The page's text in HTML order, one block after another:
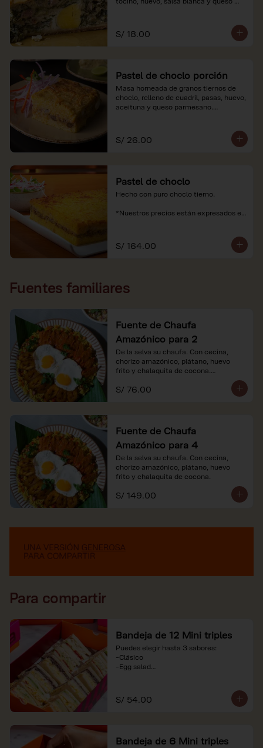
*Nuestros precios están expresados en
soles e incluyen impuestos de ley y
S/ 18.00
Pastel de choclo porción
Masa horneada de granos tiernos de
choclo, relleno de cuadril, pasas, huevo,
aceituna y queso parmesano.
soles e incluyen impuestos de ley y
recargo al consumo.
S/ 26.00
Pastel de choclo
Hecho con puro choclo tierno.
*Nuestros precios están expresados en
S/ 164.00
Fuentes familiares
Fuente de Chaufa
Amazónico para 2
De la selva su chaufa. Con cecina,
chorizo amazónico, plátano, huevo
frito y chalaquita de cocona.
*Imágenes referenciales.
*Nuestros precios están expresados en
S/ 76.00
Fuente de Chaufa
Amazónico para 4
De la selva su chaufa. Con cecina,
chorizo amazónico, plátano, huevo
frito y chalaquita de cocona.
S/ 149.00
Para compartir
Bandeja de 12 Mini triples
Puedes elegir hasta 3 sabores:
-Clásico
-Egg salad
referenciales.
S/ 54.00
Bandeja de 6 Mini triples